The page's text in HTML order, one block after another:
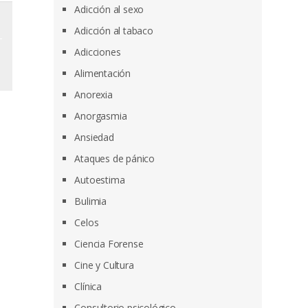
Adicción al sexo
Adicción al tabaco
Adicciones
Alimentación
Anorexia
Anorgasmia
Ansiedad
Ataques de pánico
Autoestima
Bulimia
Celos
Ciencia Forense
Cine y Cultura
Clínica